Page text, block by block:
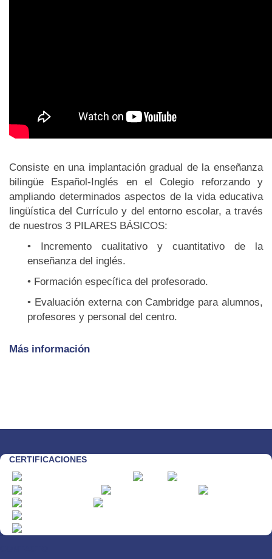
Consiste en una implantación gradual de la enseñanza
bilingüe Español-Inglés en el Colegio reforzando y
ampliando determinados aspectos de la vida educativa
lingüística del Currículo y del entorno escolar, a través
de nuestros 3 PILARES BÁSICOS:
• Incremento cualitativo y cuantitativo de la
enseñanza del inglés.
• Formación específica del profesorado.
• Evaluación externa con Cambridge para alumnos,
profesores y personal del centro.
Más información
CERTIFICACIONES